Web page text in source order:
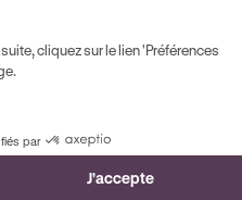
cliquez sur le lien 'Préférences
par
J'accepte